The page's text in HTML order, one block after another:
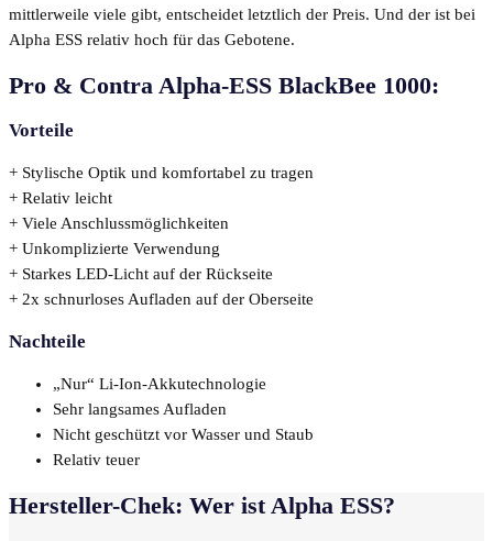
mittlerweile viele gibt, entscheidet letztlich der Preis. Und der ist bei
Alpha ESS relativ hoch für das Gebotene.
Pro & Contra Alpha-ESS BlackBee 1000:
Vorteile
+ Stylische Optik und komfortabel zu tragen
+ Relativ leicht
+ Viele Anschlussmöglichkeiten
+ Unkomplizierte Verwendung
+ Starkes LED-Licht auf der Rückseite
+ 2x schnurloses Aufladen auf der Oberseite
Nachteile
„Nur“ Li-Ion-Akkutechnologie
Sehr langsames Aufladen
Nicht geschützt vor Wasser und Staub
Relativ teuer
Hersteller-Chek: Wer ist Alpha ESS?